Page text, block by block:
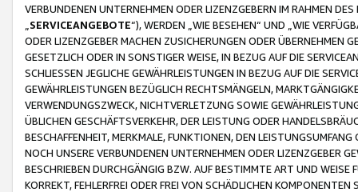
VERBUNDENEN UNTERNEHMEN ODER LIZENZGEBERN IM RAHMEN
SERVICEANGEBOTE“), WERDEN „WIE BESEHEN“ UND „WIE
ODER LIZENZGEBER MACHEN ZUSICHERUNGEN ODER ÜBERNEHMEN
GESETZLICH ODER IN SONSTIGER WEISE, IN BEZUG AUF DIE
SCHLIESSEN JEGLICHE GEWÄHRLEISTUNGEN IN BEZUG AUF DIE
GEWÄHRLEISTUNGEN BEZÜGLICH RECHTSMÄNGELN,
VERWENDUNGSZWECK, NICHTVERLETZUNG SOWIE
ÜBLICHEN GESCHÄFTSVERKEHR, DER LEISTUNG ODER
BESCHAFFENHEIT, MERKMALE, FUNKTIONEN, DEN
NOCH UNSERE VERBUNDENEN UNTERNEHMEN ODER LIZENZGEBER
BESCHRIEBEN DURCHGÄNGIG BZW. AUF BESTIMMTE ART UND
KORREKT, FEHLERFREI ODER FREI VON SCHÄDLICHEN